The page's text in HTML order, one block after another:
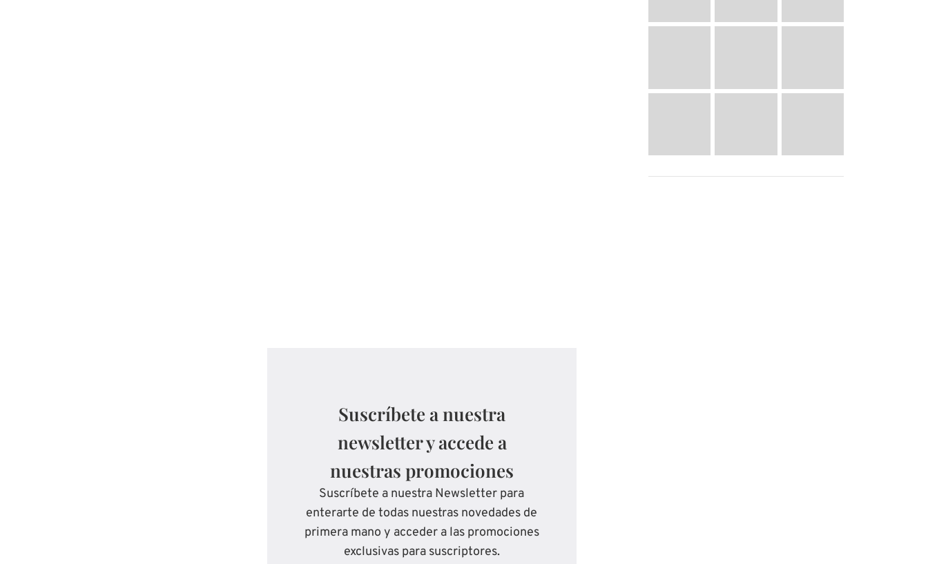
Suscríbete a nuestra
newsletter y accede a
nuestras promociones
Suscríbete a nuestra Newsletter para
enterarte de todas nuestras novedades de
primera mano y acceder a las promociones
exclusivas para suscriptores.